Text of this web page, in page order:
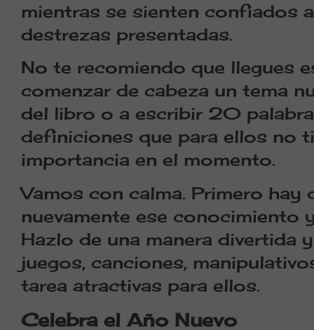
mientras se sienten confiados
destrezas presentadas.
No te recomiendo que llegues
comenzar de cabeza un tema
del libro o a escribir 20
definiciones que para ellos no
importancia en el momento.
Vamos con calma. Primero hay
nuevamente ese conocimiento
Hazlo de una manera divertida
juegos, canciones,
tarea atractivas para ellos.
Celebra el Año Nuevo